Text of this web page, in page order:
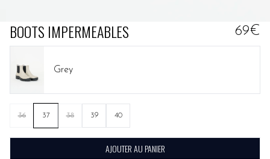
BOOTS IMPERMEABLES 69€
Grey
36 37 38 39 40
AJOUTER AU PANIER